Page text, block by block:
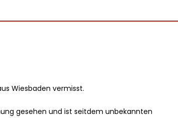
Wiesbaden vermisst.
gesehen und ist seitdem unbekannten